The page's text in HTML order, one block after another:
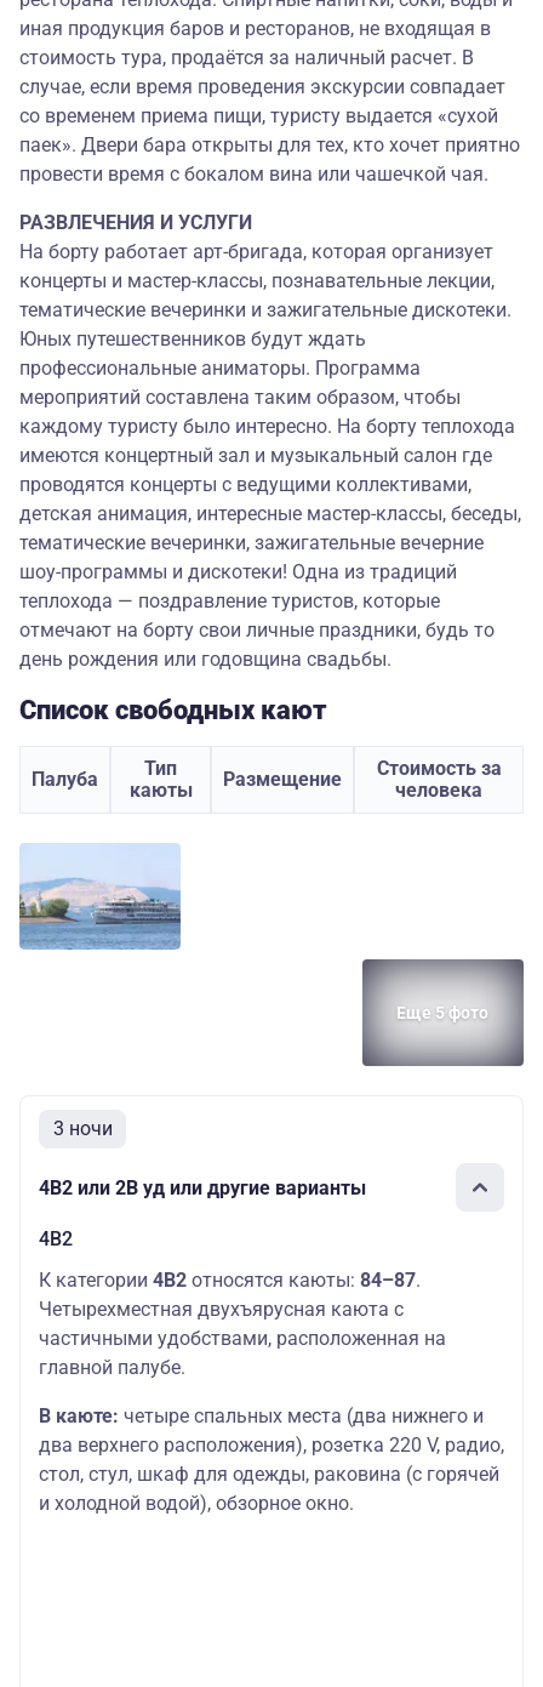
иная продукция баров и ресторанов, не входящая в
стоимость тура, продаётся за наличный расчет. В
случае, если время проведения экскурсии совпадает
со временем приема пищи, туристу выдается «сухой
паек». Двери бара открыты для тех, кто хочет приятно
провести время с бокалом вина или чашечкой чая.
РАЗВЛЕЧЕНИЯ И УСЛУГИ
На борту работает арт-бригада, которая организует
концерты и мастер-классы, познавательные лекции,
тематические вечеринки и зажигательные дискотеки.
Юных путешественников будут ждать
профессиональные аниматоры. Программа
мероприятий составлена таким образом, чтобы
каждому туристу было интересно. На борту теплохода
имеются концертный зал и музыкальный салон где
проводятся концерты с ведущими коллективами,
детская анимация, интересные мастер-классы, беседы,
тематические вечеринки, зажигательные вечерние
шоу-программы и дискотеки! Одна из традиций
теплохода — поздравление туристов, которые
отмечают на борту свои личные праздники, будь то
день рождения или годовщина свадьбы.
Список свободных кают
Палуба
Тип
каюты
Размещение
Стоимость за
человека
Еще 5 фото
3 ночи
4В2 или 2В уд или другие варианты
4В2
К категории 4В2 относятся каюты: 84–87.
Четырехместная двухъярусная каюта с
частичными удобствами, расположенная на
главной палубе.
В каюте: четыре спальных места (два нижнего и
два верхнего расположения), розетка 220 V, радио,
стол, стул, шкаф для одежды, раковина (с горячей
и холодной водой), обзорное окно.